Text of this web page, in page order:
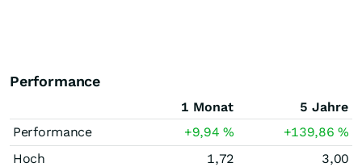
Performance
1 Monat
5 Jahre
Performance
+9,94% +139,86%
Hoch
1,72
3,00